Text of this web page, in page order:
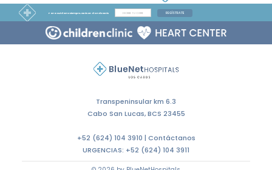
Para cuidarte siempre, estés en donde estés REGÍSTRATE
Transpeninsular km 6.3
Cabo San Lucas, BCS 23455
+52 (624) 104 3910 | Contáctanos
URGENCIAS: +52 (624) 104 3911